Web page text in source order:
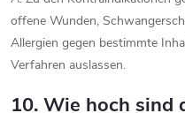
offene Wunden,
Allergien gegen bestimmte
Verfahren auslassen.
10. Wie hoch sind